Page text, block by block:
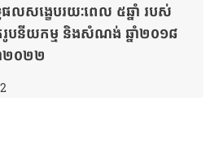
ល​សង្ខេប​រយៈពេល ៥ឆ្នាំ របស់​
ប​នីយកម្ម និង​សំណង់ ឆ្នាំ​២០១៨
២០២២